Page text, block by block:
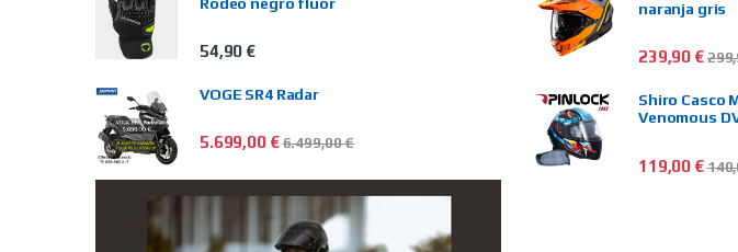
54,90 €
VOGE SR4 Radar
5.699,00 €6.499,00€
naranja gris
239,90 €
Shiro Casco
Venomous
119,00 €